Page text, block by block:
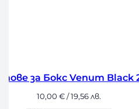
за Бокс Venum Black 2.5м
10,00€/ 19,56 лв.